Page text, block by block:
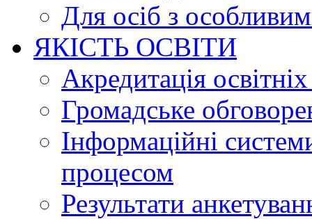
Для осіб з
ЯКІСТЬ ОСВІТИ
Акредитація
Громадське
Інформаційні
процесом
Результати